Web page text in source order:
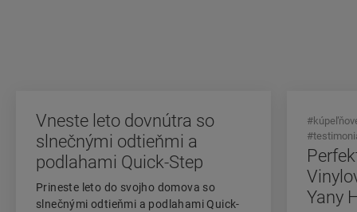
Vneste leto dovnútra so
slnečnými odtieňmi a
podlahami Quick-Step
Prineste leto do svojho domova so
slnečnými odtieňmi a podlahami Quick-
Yany